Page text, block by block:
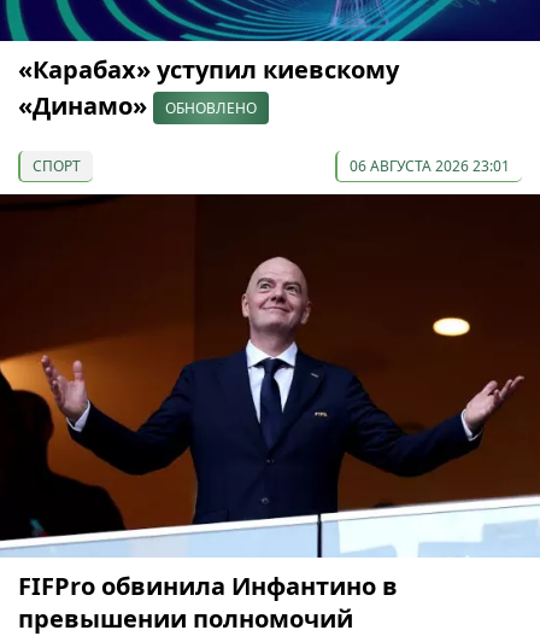
«Карабах» уступил киевскому
«Динамо»
ОБНОВЛЕНО
СПОРТ 06 АВГУСТА 2026 23:01
FIFPro обвинила Инфантино в
превышении полномочий